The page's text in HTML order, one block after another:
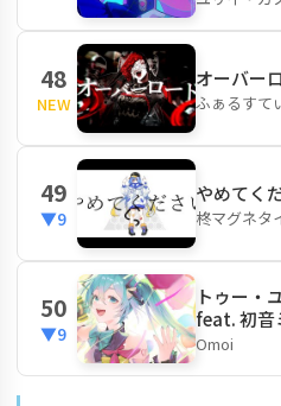
48
NEW
オーバー
ふぁるすて
49
▼9
やめてく
柊マグネタ
50
▼9
トゥー・
feat. 初音
Omoi